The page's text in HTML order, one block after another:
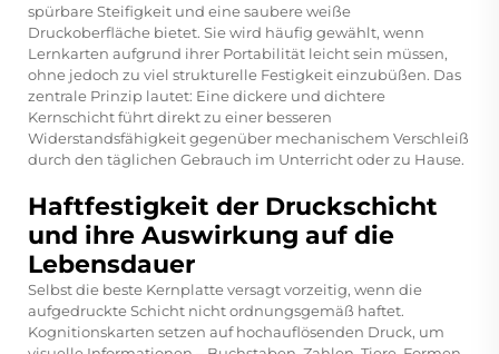
spürbare Steifigkeit und eine saubere weiße
Druckoberfläche bietet. Sie wird häufig gewählt, wenn
Lernkarten aufgrund ihrer Portabilität leicht sein müssen,
ohne jedoch zu viel strukturelle Festigkeit einzubüßen. Das
zentrale Prinzip lautet: Eine dickere und dichtere
Kernschicht führt direkt zu einer besseren
Widerstandsfähigkeit gegenüber mechanischem Verschleiß
durch den täglichen Gebrauch im Unterricht oder zu Hause.
Haftfestigkeit der Druckschicht
und ihre Auswirkung auf die
Lebensdauer
Selbst die beste Kernplatte versagt vorzeitig, wenn die
aufgedruckte Schicht nicht ordnungsgemäß haftet.
Kognitionskarten setzen auf hochauflösenden Druck, um